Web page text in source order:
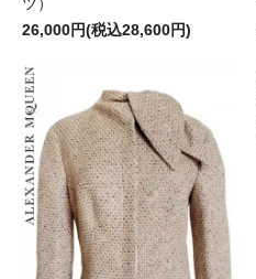
ツ）
26,000円(税込28,600円)